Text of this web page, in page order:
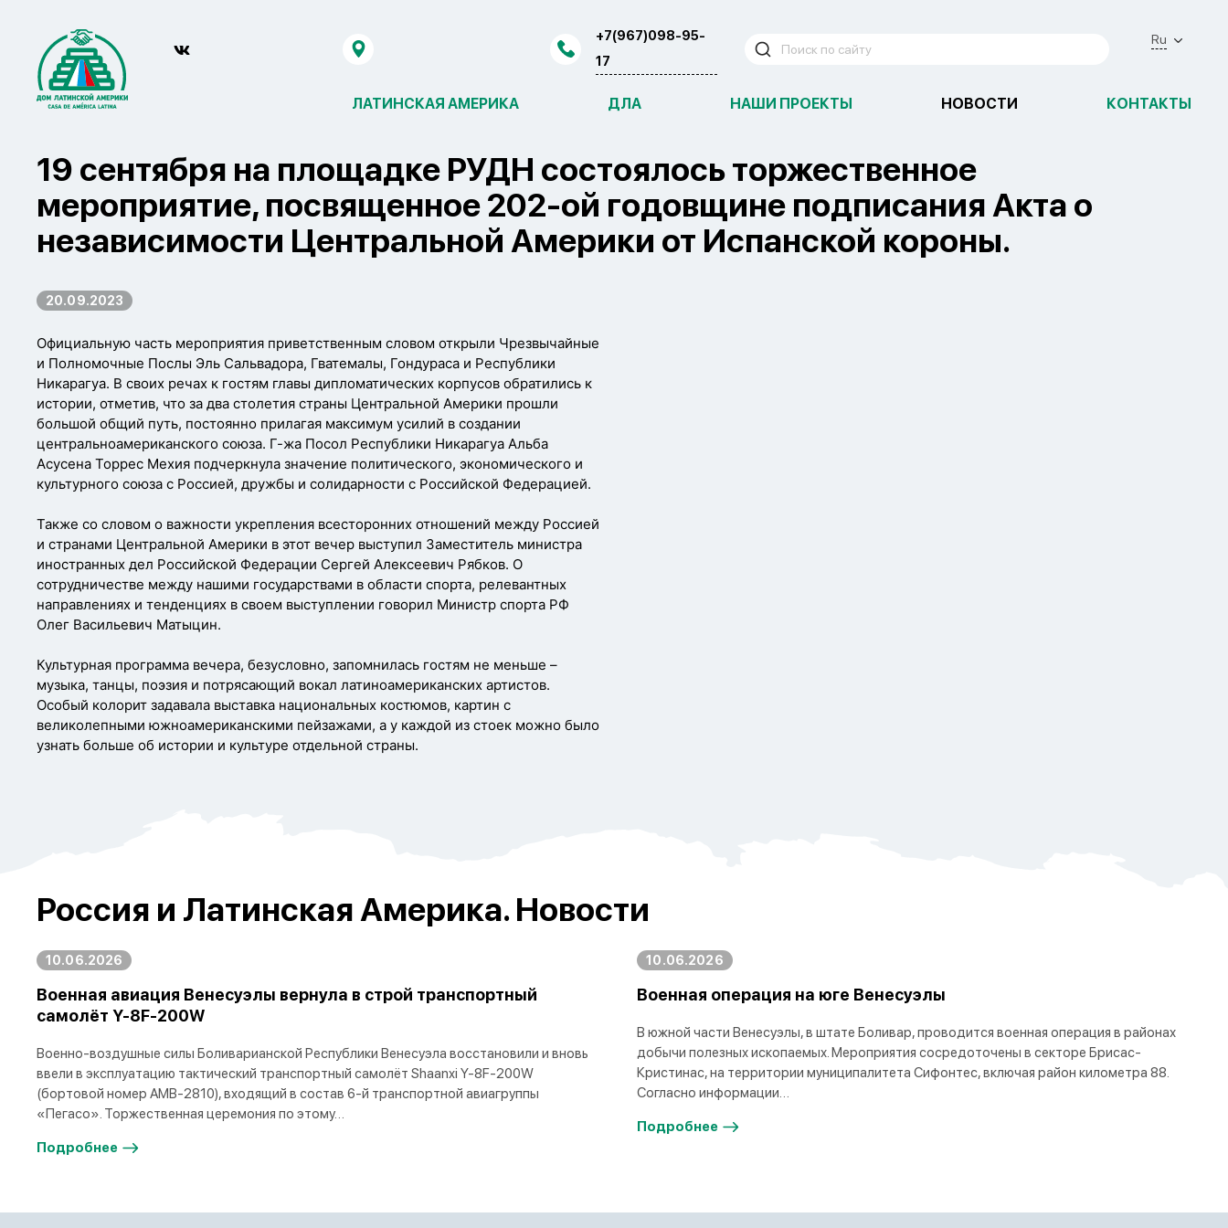
Ru
+7(967)098-95-
17
ЛАТИНСКАЯ АМЕРИКА ДЛА НАШИ ПРОЕКТЫ НОВОСТИ КОНТАКТЫ
19 сентября на площадке РУДН состоялось торжественное
мероприятие, посвященное 202-ой годовщине подписания Акта о
независимости Центральной Америки от Испанской короны.
20.09.2023
Официальную часть мероприятия приветственным словом открыли Чрезвычайные
и Полномочные Послы Эль Сальвадора, Гватемалы, Гондураса и Республики
Никарагуа. В своих речах к гостям главы дипломатических корпусов обратились к
истории, отметив, что за два столетия страны Центральной Америки прошли
большой общий путь, постоянно прилагая максимум усилий в создании
центральноамериканского союза. Г-жа Посол Республики Никарагуа Альба
Асусена Торрес Мехия подчеркнула значение политического, экономического и
культурного союза с Россией, дружбы и солидарности с Российской Федерацией.
Также со словом о важности укрепления всесторонних отношений между Россией
и странами Центральной Америки в этот вечер выступил Заместитель министра
иностранных дел Российской Федерации Сергей Алексеевич Рябков. О
сотрудничестве между нашими государствами в области спорта, релевантных
направлениях и тенденциях в своем выступлении говорил Министр спорта РФ
Олег Васильевич Матыцин.
Культурная программа вечера, безусловно, запомнилась гостям не меньше –
музыка, танцы, поэзия и потрясающий вокал латиноамериканских артистов.
Особый колорит задавала выставка национальных костюмов, картин с
великолепными южноамериканскими пейзажами, а у каждой из стоек можно было
узнать больше об истории и культуре отдельной страны.
Россия и Латинская Америка. Новости
10.06.2026
Военная авиация Венесуэлы вернула в строй транспортный
самолёт Y-8F-200W
Военно-воздушные силы Боливарианской Республики Венесуэла восстановили и вновь
ввели в эксплуатацию тактический транспортный самолёт Shaanxi Y-8F-200W
(бортовой номер AMB-2810), входящий в состав 6-й транспортной авиагруппы
«Пегасо». Торжественная церемония по этому…
Подробнее
10.06.2026
Военная операция на юге Венесуэлы
В южной части Венесуэлы, в штате Боливар, проводится военная операция в районах
добычи полезных ископаемых. Мероприятия сосредоточены в секторе Брисас-
Кристинас, на территории муниципалитета Сифонтес, включая район километра 88.
Согласно информации…
Подробнее